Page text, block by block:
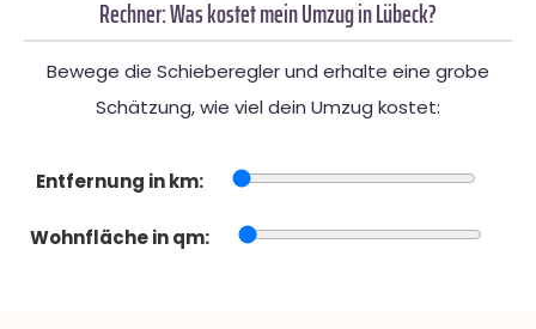
Rechner: Was kostet mein Umzug in Lübeck?
Bewege die Schieberegler und erhalte eine grobe
Schätzung, wie viel dein Umzug kostet:
Entfernung in km:
Wohnfläche in qm: